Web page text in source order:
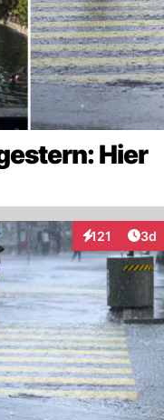
Hier
121
Interaktionen
3d